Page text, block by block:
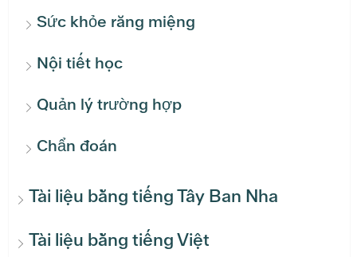
Sức khỏe răng miệng
Nội tiết học
Quản lý trường hợp
Chẩn đoán
Tài liệu bằng tiếng Tây Ban Nha
Tài liệu bằng tiếng Việt